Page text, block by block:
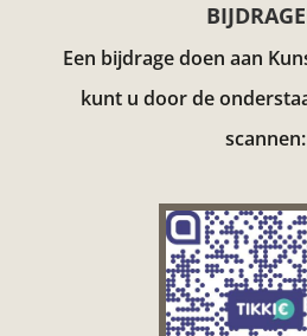
Een bijdrage doen aan
kunt u door de
scannen: